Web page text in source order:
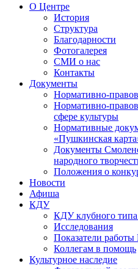
О Центре
История
Структура
Благодарности
Фотогалерея
СМИ о нас
Контакты
Документы
Нормативно-
Нормативно-
сфере культуры
Нормативные
«Пушкинская
Документы
народного
Положения о
Новости
Афиша
КДУ
КДУ клубного
Исследования
Показатели
Коллегам в помощь
Культурное наследие